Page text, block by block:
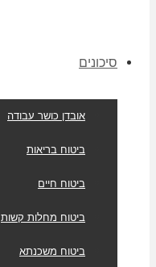
סיכונים
אובדן כושר עבודה
ביטוח בריאות
ביטוח חיים
ביטוח מחלות קשות
ביטוח משכנתא